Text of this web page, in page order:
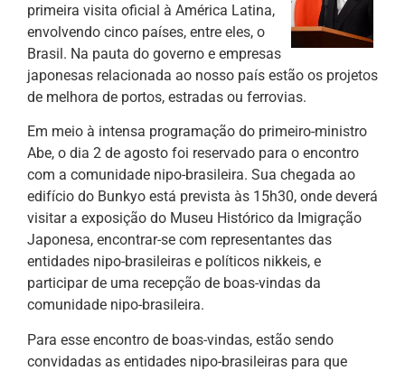
primeira visita oficial à América Latina,
envolvendo cinco países, entre eles, o
Brasil. Na pauta do governo e empresas
japonesas relacionada ao nosso país estão os projetos
de melhora de portos, estradas ou ferrovias.
Em meio à intensa programação do primeiro-ministro
Abe, o dia 2 de agosto foi reservado para o encontro
com a comunidade nipo-brasileira. Sua chegada ao
edifício do Bunkyo está prevista às 15h30, onde deverá
visitar a exposição do Museu Histórico da Imigração
Japonesa, encontrar-se com representantes das
entidades nipo-brasileiras e políticos nikkeis, e
participar de uma recepção de boas-vindas da
comunidade nipo-brasileira.
Para esse encontro de boas-vindas, estão sendo
convidadas as entidades nipo-brasileiras para que